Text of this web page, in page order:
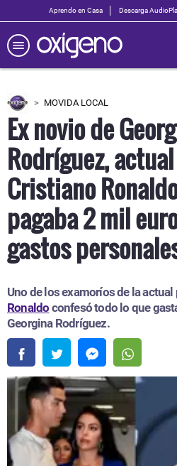
Aprendo en Casa Descarga
MOVIDA LOCAL
Ex novio de
Rodríguez,
Cristiano
pagaba 2 mil
gastos
Uno de los examoríos de la actual
Ronaldo confesó todo lo que
Georgina Rodríguez.